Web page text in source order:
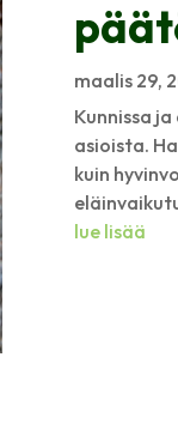
maalis 29,
Kunnissa
asioista.
kuin
lue lisää